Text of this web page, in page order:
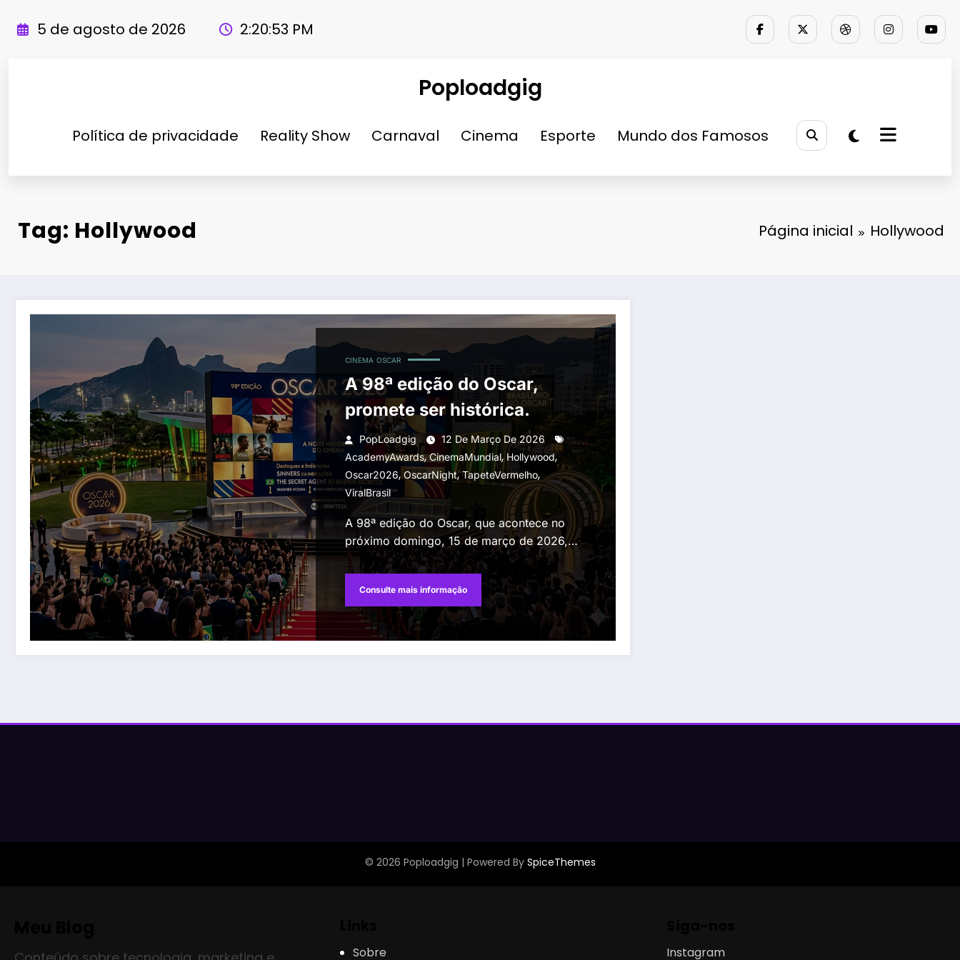
para
5 de agosto de 2026 2:20:54 PM
Poploadgig
Política de privacidade Reality Show Carnaval Cinema Esporte Mundo dos Famosos
Tag: Hollywood Página inicial Hollywood
CINEMA OSCAR
A 98ª edição do Oscar,
promete ser histórica.
PopLoadgig
12 De Março De 2026
AcademyAwards,CinemaMundial, Hollywood,
Oscar2026,OscarNight,TapeteVermelho,
ViralBrasil
A 98ª edição do Oscar, que acontece no
próximo domingo, 15 de março de 2026,…
Consulte mais informação
© 2026 Poploadgig | Powered By SpiceThemes
Sobre Instagram